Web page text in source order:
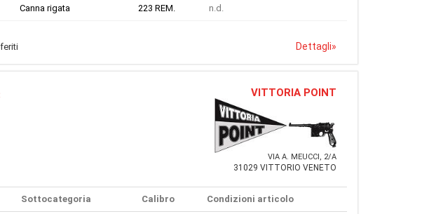
Canna rigata 223 REM. n.d.
Dettagli»
VITTORIA POINT
VIA A. MEUCCI, 2/A
31029 VITTORIO VENETO
Sottocategoria Calibro Condizioni articolo